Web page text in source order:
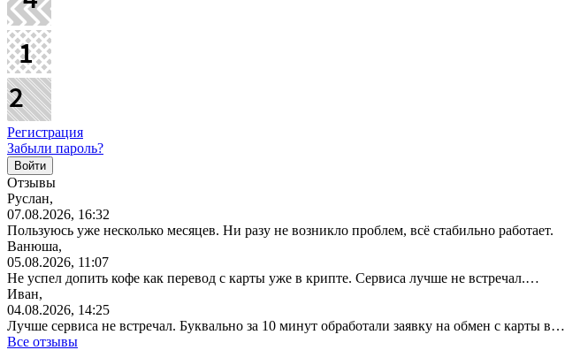
Регистрация
Забыли пароль?
Отзывы
Руслан,
07.08.2026, 16:32
Пользуюсь уже несколько месяцев. Ни разу не возникло проблем, всё стабильно работает.
Ванюша,
05.08.2026, 11:07
Не успел допить кофе как перевод с карты уже в крипте. Сервиса лучше не встречал.…
Иван,
04.08.2026, 14:25
Лучше сервиса не встречал. Буквально за 10 минут обработали заявку на обмен с карты в…
Все отзывы